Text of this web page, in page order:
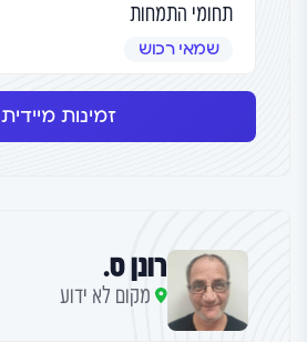
תחומי התמחות
שמאי רכוש
זמינות מיידית
רונן ס.
מקום לא ידוע